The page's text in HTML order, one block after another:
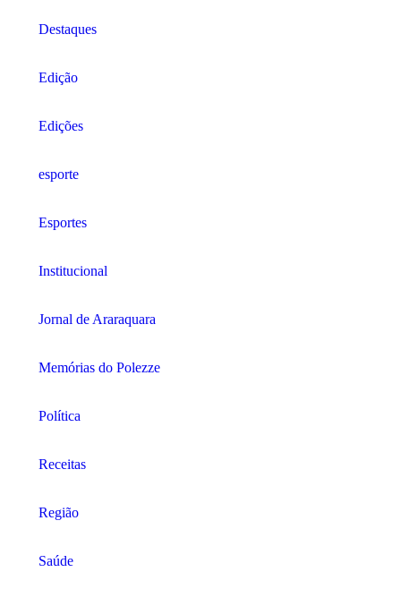
Destaques
Edição
Edições
esporte
Esportes
Institucional
Jornal de Araraquara
Memórias do Polezze
Política
Receitas
Região
Saúde